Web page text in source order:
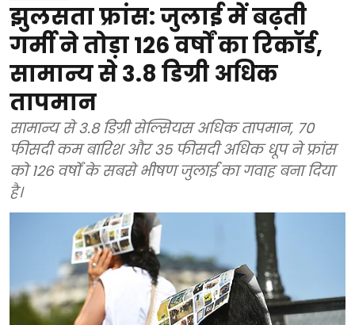
झुलसता फ्रांस: जुलाई में बढ़ती
गर्मी ने तोड़ा 126 वर्षों का रिकॉर्ड,
सामान्य से 3.8 डिग्री अधिक
तापमान
सामान्य से 3.8 डिग्री सेल्सियस अधिक तापमान, 70
फीसदी कम बारिश और 35 फीसदी अधिक धूप ने फ्रांस
को 126 वर्षों के सबसे भीषण जुलाई का गवाह बना दिया
है।